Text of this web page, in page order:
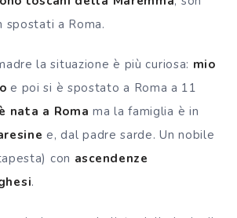
spostati a Roma.
la situazione è più curiosa: mio
e poi si è spostato a Roma a 11
nata a Roma ma la famiglia è in
e, dal padre sarde. Un nobile
con ascendenze
.